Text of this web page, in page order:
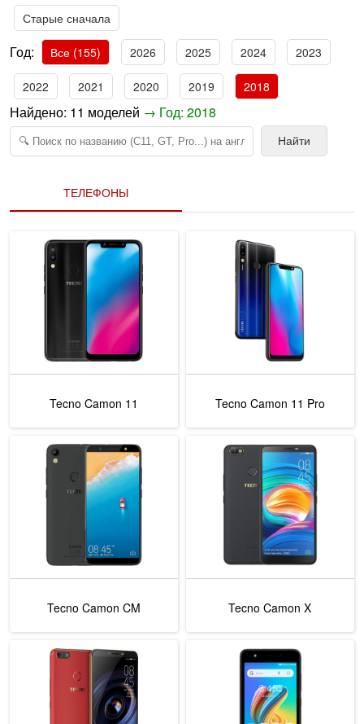
Старые сначала
Год: Все (155) 2026 2025 2024 2023
2022 2021 2020 2019 2018
Найдено: 11 моделей → Год: 2018
Найти
ТЕЛЕФОНЫ
Tecno Camon 11 Tecno Camon 11 Pro
Tecno Camon CM Tecno Camon X